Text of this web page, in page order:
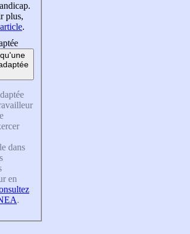
plus,
.
dans
en
.